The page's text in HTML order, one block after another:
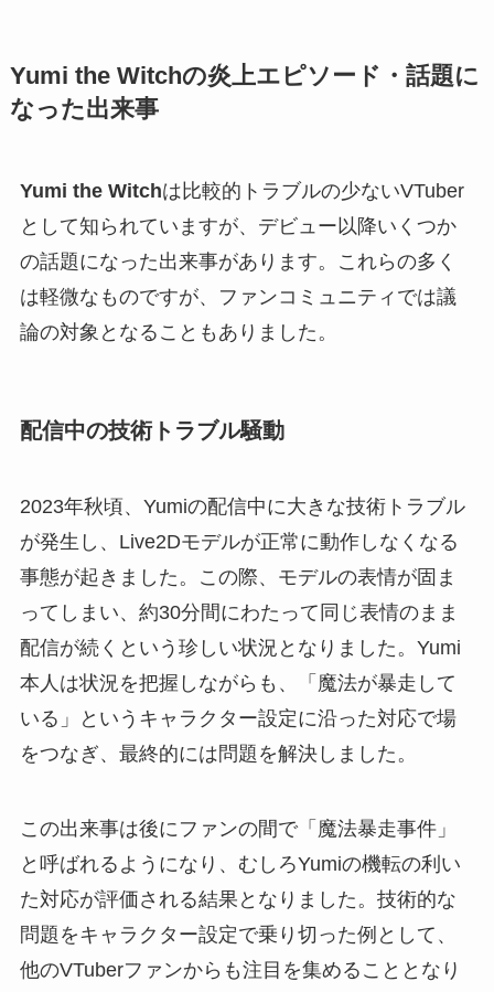
Yumi the Witchの炎上エピソード・話題に
なった出来事
Yumi the Witchは比較的トラブルの少ないVTuber
として知られていますが、デビュー以降いくつか
の話題になった出来事があります。これらの多く
は軽微なものですが、ファンコミュニティでは議
論の対象となることもありました。
配信中の技術トラブル騒動
2023年秋頃、Yumiの配信中に大きな技術トラブル
が発生し、Live2Dモデルが正常に動作しなくなる
事態が起きました。この際、モデルの表情が固ま
ってしまい、約30分間にわたって同じ表情のまま
配信が続くという珍しい状況となりました。Yumi
本人は状況を把握しながらも、「魔法が暴走して
いる」というキャラクター設定に沿った対応で場
をつなぎ、最終的には問題を解決しました。
この出来事は後にファンの間で「魔法暴走事件」
と呼ばれるようになり、むしろYumiの機転の利い
た対応が評価される結果となりました。技術的な
問題をキャラクター設定で乗り切った例として、
他のVTuberファンからも注目を集めることとなり